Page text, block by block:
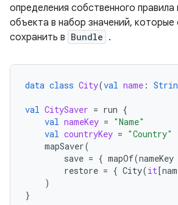
определения собственного правила
объекта в набор значений,
сохранить в Bundle .
data class City(val name :
val CitySaver = run {
val nameKey = "Name"
val countryKey = "Country"
mapSaver(
save = { mapOf(nameKey
restore = { City(it[
)
}